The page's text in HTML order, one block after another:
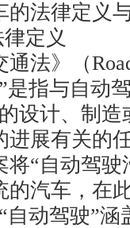
法律定义
定义
法》（
是指与自动
的设计、制
展有关的
“自动驾驶
汽车，在
动驾驶”涵